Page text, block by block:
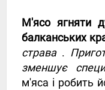
М'ясо ягняти
балканських
страва.
зменшує
м'яса і робить